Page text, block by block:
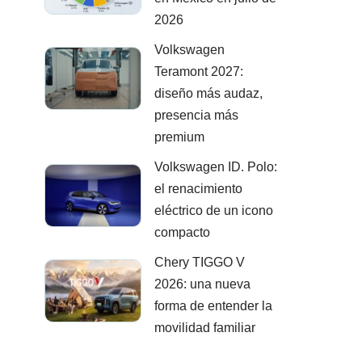
2026
Volkswagen
Teramont 2027:
diseño más audaz,
presencia más
premium
Volkswagen ID. Polo:
el renacimiento
eléctrico de un icono
compacto
Chery TIGGO V
2026: una nueva
forma de entender la
movilidad familiar